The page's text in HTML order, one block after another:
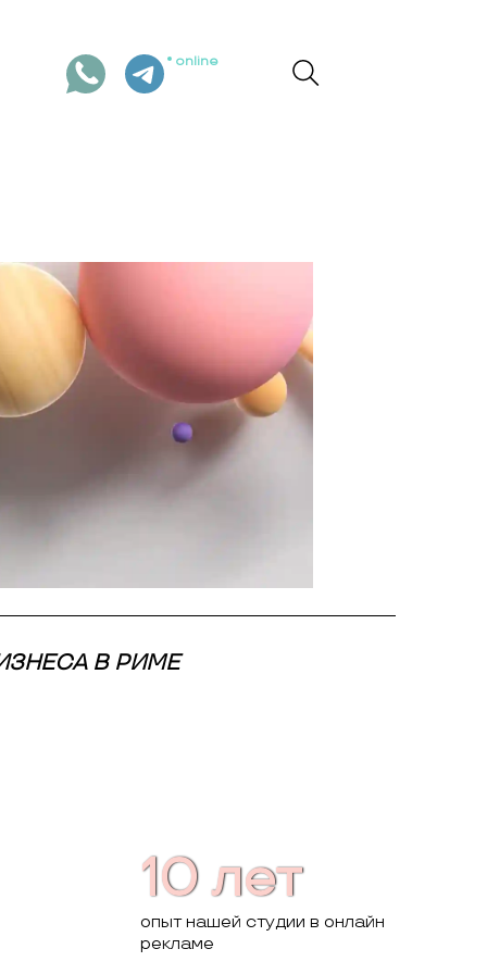
online
В РИМЕ
10 лет
опыт нашей студии в онлайн
рекламе